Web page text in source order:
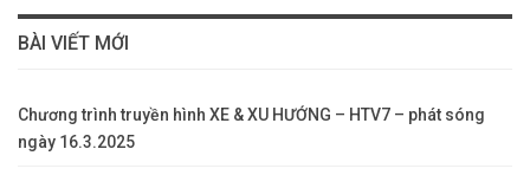
BÀI VIẾT MỚI
Chương trình truyền hình XE & XU HƯỚNG – HTV7 – phát sóng
ngày 16.3.2025